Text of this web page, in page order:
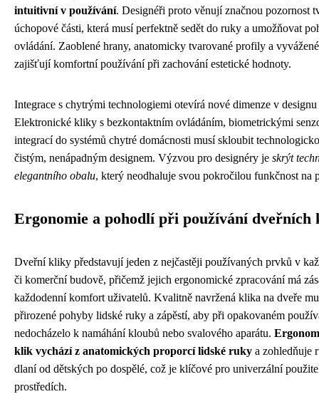
intuitivní v používání. Designéři proto věnují značnou pozornost
úchopové části, která musí perfektně sedět do ruky a umožňovat
ovládání. Zaoblené hrany, anatomicky tvarované profily a
zajišťují komfortní používání při zachování estetické hodnoty.
Integrace s chytrými technologiemi otevírá nové dimenze v
Elektronické kliky s bezkontaktním ovládáním, biometrickými
integrací do systémů chytré domácnosti musí skloubit
čistým, nenápadným designem. Výzvou pro designéry je skrýt
elegantního obalu, který neodhaluje svou pokročilou funkčnost na
Ergonomie a pohodlí při používání dveřních
Dveřní kliky představují jeden z nejčastěji používaných prvků v
či komerční budově, přičemž jejich ergonomické zpracování má
každodenní komfort uživatelů. Kvalitně navržená klika na dveře
přirozené pohyby lidské ruky a zápěstí, aby při opakovaném
nedocházelo k namáhání kloubů nebo svalového aparátu.
klik vychází z anatomických proporcí lidské ruky a zohledňuje
dlaní od dětských po dospělé, což je klíčové pro univerzální
prostředích.